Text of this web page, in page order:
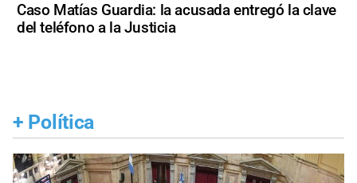
Caso Matías Guardia: la acusada entregó la clave
del teléfono a la Justicia
+ Política